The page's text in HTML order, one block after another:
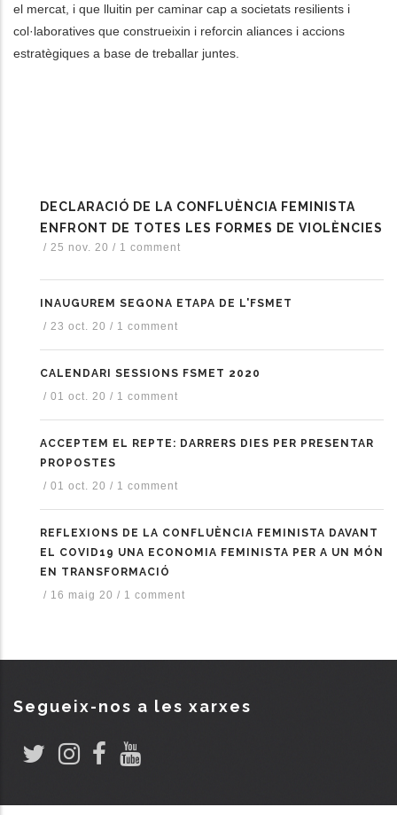
el mercat, i que lluitin per caminar cap a societats resilients i
col·laboratives que construeixin i reforcin aliances i accions
estratègiques a base de treballar juntes.
DECLARACIÓ DE LA CONFLUÈNCIA FEMINISTA
ENFRONT DE TOTES LES FORMES DE VIOLÈNCIES
/ 25 nov. 20 / 1 comment
INAUGUREM SEGONA ETAPA DE L'FSMET
/ 23 oct. 20 / 1 comment
CALENDARI SESSIONS FSMET 2020
/ 01 oct. 20 / 1 comment
ACCEPTEM EL REPTE: DARRERS DIES PER PRESENTAR
PROPOSTES
/ 01 oct. 20 / 1 comment
REFLEXIONS DE LA CONFLUÈNCIA FEMINISTA DAVANT
EL COVID19 UNA ECONOMIA FEMINISTA PER A UN MÓN
EN TRANSFORMACIÓ
/ 16 maig 20 / 1 comment
Segueix-nos a les xarxes